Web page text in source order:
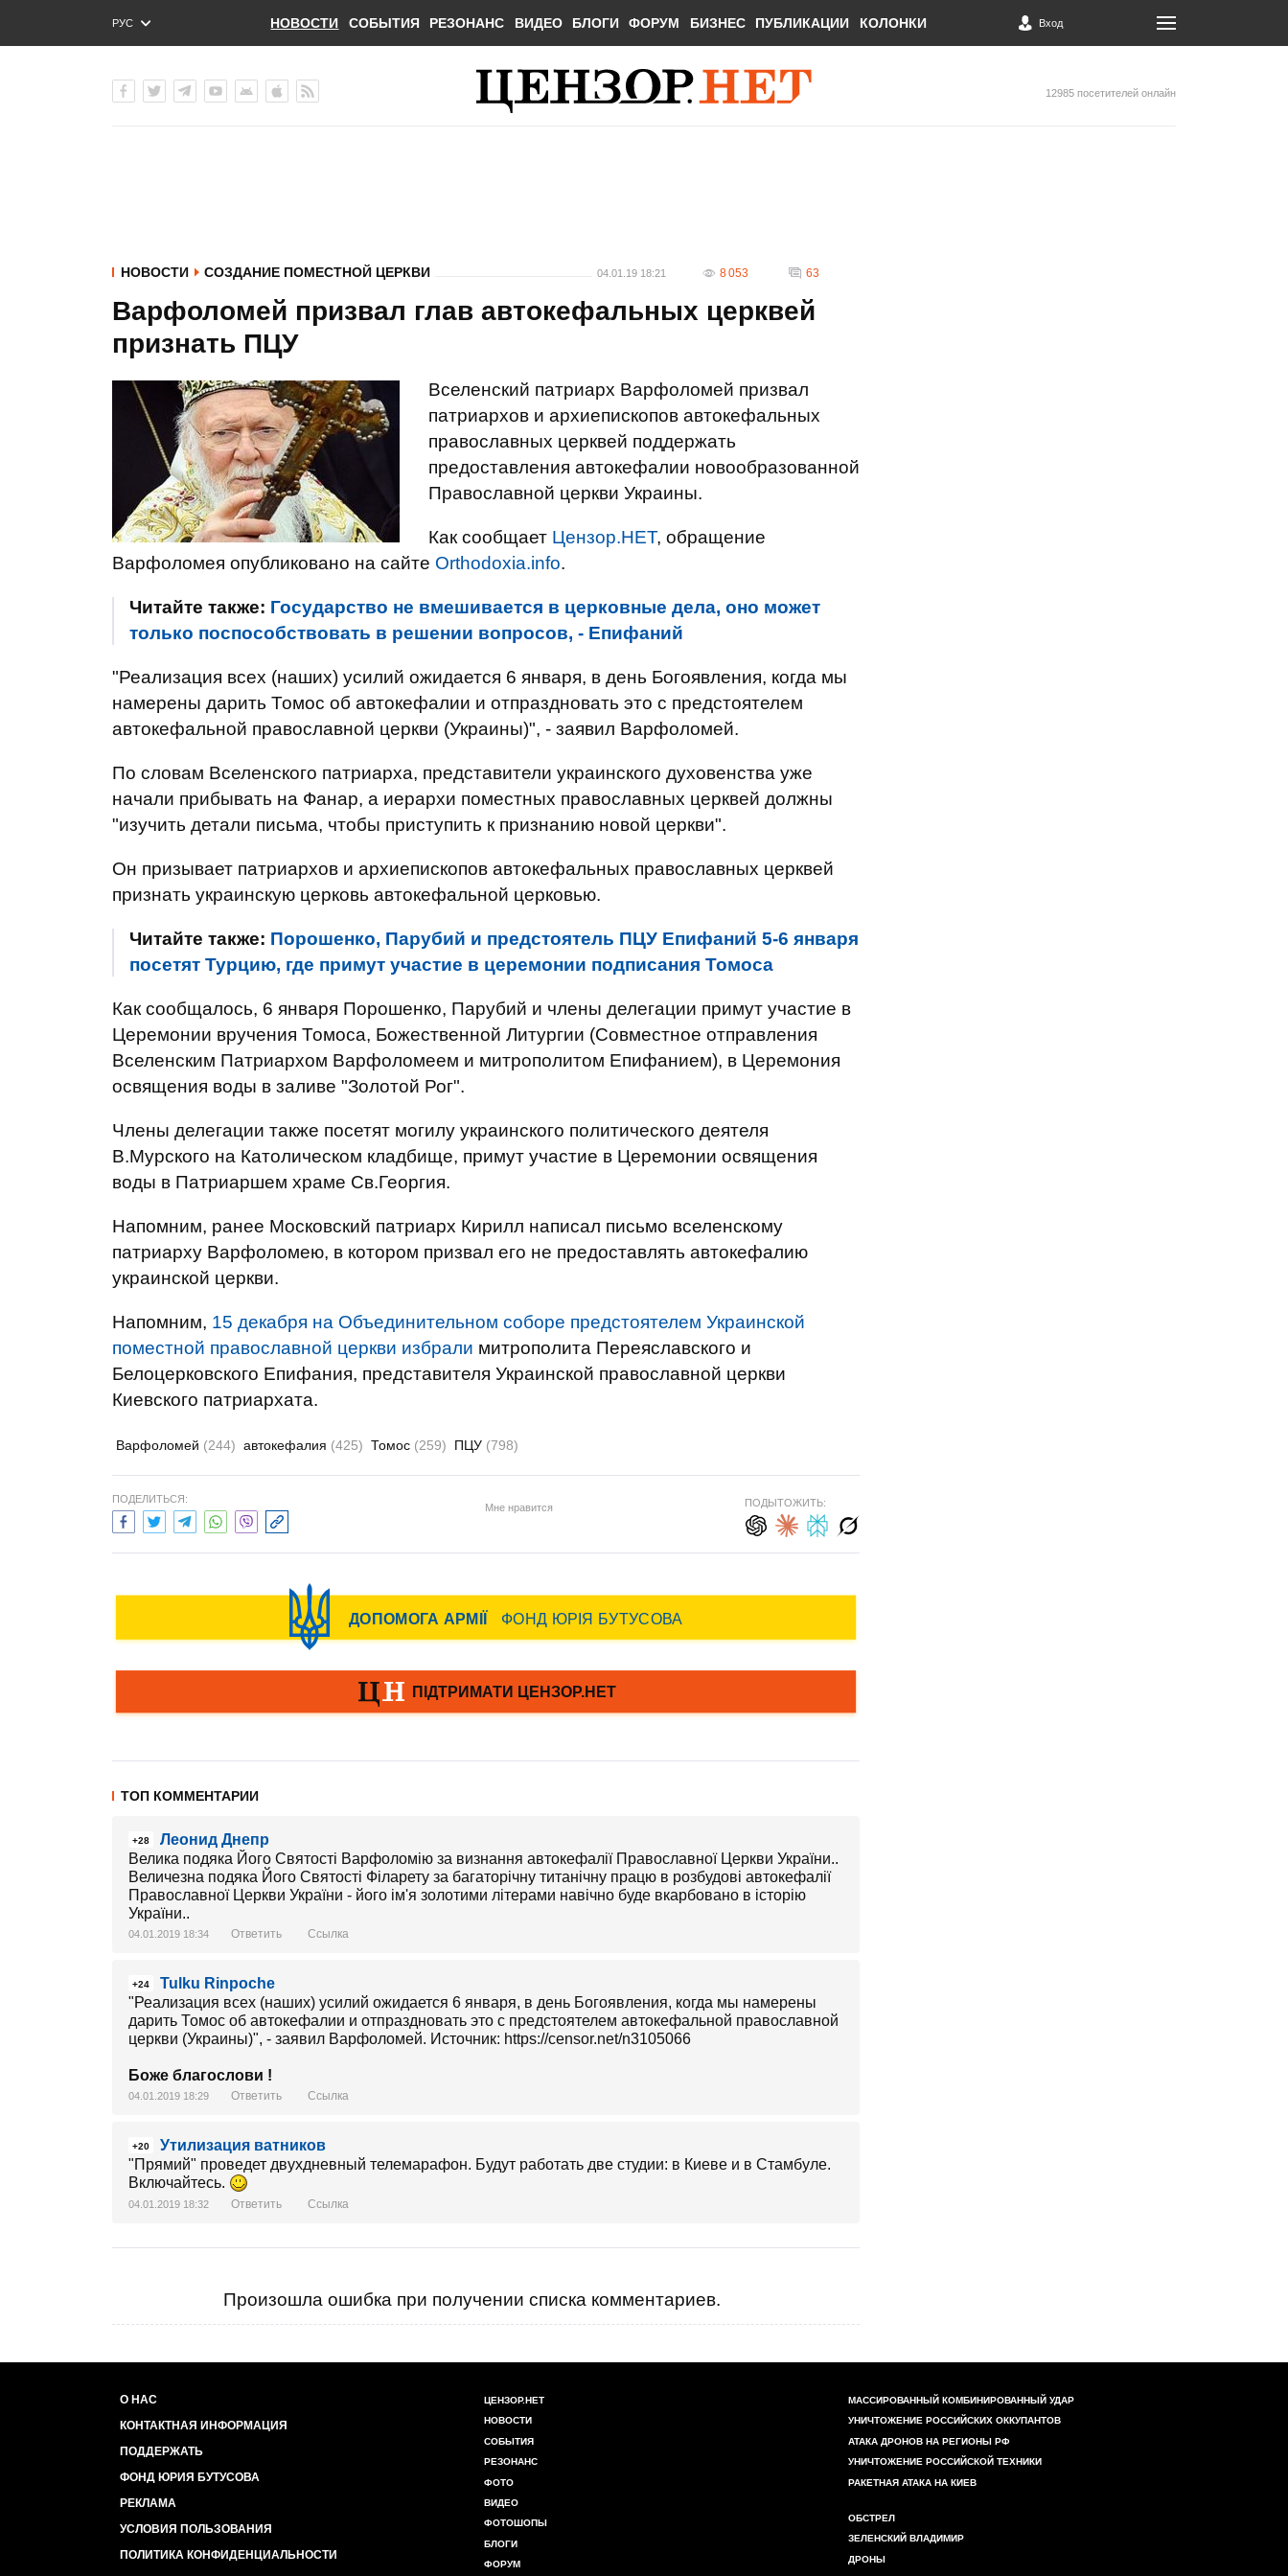
РУС
ENG
НОВОСТИ СОБЫТИЯ РЕЗОНАНС ВИДЕО БЛОГИ ФОРУМ БИЗНЕС ПУБЛИКАЦИИ КОЛОНКИ Вход
12985 посетителей онлайн
НОВОСТИ СОЗДАНИЕ ПОМЕСТНОЙ ЦЕРКВИ 04.01.19 18:21 8 053 63
Варфоломей призвал глав автокефальных церквей
признать ПЦУ
Вселенский патриарх Варфоломей призвал
патриархов и архиепископов автокефальных
православных церквей поддержать
предоставления автокефалии новообразованной
Православной церкви Украины.
Как сообщает Цензор.НЕТ, обращение
Варфоломея опубликовано на сайте Оrthodoxia.info.
Читайте также: Государство не вмешивается в церковные дела, оно может
только поспособствовать в решении вопросов, - Епифаний
"Реализация всех (наших) усилий ожидается 6 января, в день Богоявления, когда мы
намерены дарить Томос об автокефалии и отпраздновать это с предстоятелем
автокефальной православной церкви (Украины)", - заявил Варфоломей.
По словам Вселенского патриарха, представители украинского духовенства уже
начали прибывать на Фанар, а иерархи поместных православных церквей должны
"изучить детали письма, чтобы приступить к признанию новой церкви".
Он призывает патриархов и архиепископов автокефальных православных церквей
признать украинскую церковь автокефальной церковью.
Читайте также: Порошенко, Парубий и предстоятель ПЦУ Епифаний 5-6 января
посетят Турцию, где примут участие в церемонии подписания Томоса
Как сообщалось, 6 января Порошенко, Парубий и члены делегации примут участие в
Церемонии вручения Томоса, Божественной Литургии (Совместное отправления
Вселенским Патриархом Варфоломеем и митрополитом Епифанием), в Церемония
освящения воды в заливе "Золотой Рог".
Члены делегации также посетят могилу украинского политического деятеля
В.Мурского на Католическом кладбище, примут участие в Церемонии освящения
воды в Патриаршем храме Св.Георгия.
Напомним, ранее Московский патриарх Кирилл написал письмо вселенскому
патриарху Варфоломею, в котором призвал его не предоставлять автокефалию
украинской церкви.
Напомним, 15 декабря на Объединительном соборе предстоятелем Украинской
поместной православной церкви избрали митрополита Переяславского и
Белоцерковского Епифания, представителя Украинской православной церкви
Киевского патриархата.
Варфоломей (244) автокефалия (425) Томос (259) ПЦУ (798)
ПОДЕЛИТЬСЯ:
Мне нравится ПОДЫТОЖИТЬ:
ТОП КОММЕНТАРИИ
+28
Леонид Днепр
Велика подяка Його Святості Варфоломію за визнання автокефалії Православної Церкви України..
Величезна подяка Його Святості Філарету за багаторічну титанічну працю в розбудові автокефалії
Православної Церкви України - його ім'я золотими літерами навічно буде вкарбовано в історію
України..
04.01.2019 18:34 Ответить Ссылка
+24
Tulku Rinpoche
"Реализация всех (наших) усилий ожидается 6 января, в день Богоявления, когда мы намерены
дарить Томос об автокефалии и отпраздновать это с предстоятелем автокефальной православной
церкви (Украины)", - заявил Варфоломей. Источник: https://censor.net/n3105066
Боже благослови !
04.01.2019 18:29 Ответить Ссылка
+20
Утилизация ватников
"Прямий" проведет двухдневный телемарафон. Будут работать две студии: в Киеве и в Стамбуле.
Включайтесь.
04.01.2019 18:32 Ответить Ссылка
Произошла ошибка при получении списка комментариев.
О НАС
КОНТАКТНАЯ ИНФОРМАЦИЯ
ПОДДЕРЖАТЬ
ФОНД ЮРИЯ БУТУСОВА
РЕКЛАМА
УСЛОВИЯ ПОЛЬЗОВАНИЯ
ПОЛИТИКА КОНФИДЕНЦИАЛЬНОСТИ
ЦЕНЗОР.НЕТ
НОВОСТИ
СОБЫТИЯ
РЕЗОНАНС
ФОТО
ВИДЕО
ФОТОШОПЫ
БЛОГИ
ФОРУМ
МАССИРОВАННЫЙ КОМБИНИРОВАННЫЙ УДАР
УНИЧТОЖЕНИЕ РОССИЙСКИХ ОККУПАНТОВ
АТАКА ДРОНОВ НА РЕГИОНЫ РФ
УНИЧТОЖЕНИЕ РОССИЙСКОЙ ТЕХНИКИ
РАКЕТНАЯ АТАКА НА КИЕВ
ОБСТРЕЛ
ЗЕЛЕНСКИЙ ВЛАДИМИР
ДРОНЫ